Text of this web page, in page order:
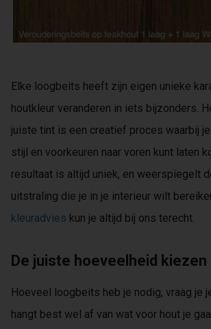
Elke loogbeits heeft zijn eigen unieke
houtkleur veranderen in iets bijzonders.
juiste tint is een creatief proces waarbij
stijl en voorkeuren naar voren kunt laten
resultaat is altijd uniek, en weerspiegelt
uitstraling die je in je interieur wilt
kleuradvies kun je altijd bij ons terecht.
De juiste hoeveelheid kiezen
Hoeveel loogbeits heb je nodig, vraag je
hangt best wel af van wat voor hout je